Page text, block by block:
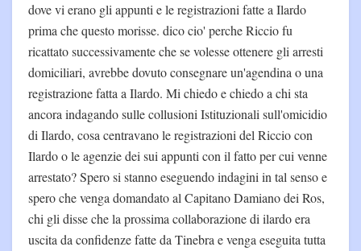
dove vi erano gli appunti e le registrazioni fatte a Ilardo
prima che questo morisse. dico cio' perche Riccio fu
ricattato successivamente che se volesse ottenere gli arresti
domiciliari, avrebbe dovuto consegnare un'agendina o una
registrazione fatta a Ilardo. Mi chiedo e chiedo a chi sta
ancora indagando sulle collusioni Istituzionali sull'omicidio
di Ilardo, cosa centravano le registrazioni del Riccio con
Ilardo o le agenzie dei sui appunti con il fatto per cui venne
arrestato? Spero si stanno eseguendo indagini in tal senso e
spero che venga domandato al Capitano Damiano dei Ros,
chi gli disse che la prossima collaborazione di ilardo era
uscita da confidenze fatte da Tinebra e venga eseguita tutta